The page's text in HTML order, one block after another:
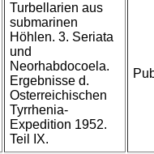
Turbellarien aus
submarinen
Höhlen. 3. Seriata
und
Neorhabdocoela.
Ergebnisse d.
Osterreichischen
Tyrrhenia-
Expedition 1952.
Teil IX.